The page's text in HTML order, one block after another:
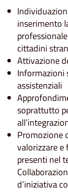
inserimento
cittadini
Attivazione
Informazioni
assistenziali
soprattutto
Promozione
valorizzare e
presenti nel
d’iniziativa